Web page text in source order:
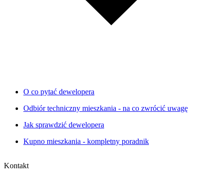
O co pytać dewelopera
Odbiór techniczny mieszkania - na co zwrócić uwagę
Jak sprawdzić dewelopera
Kupno mieszkania - kompletny poradnik
Kontakt